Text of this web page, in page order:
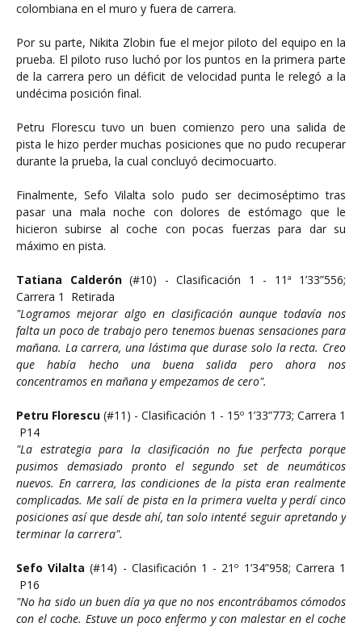
colombiana en el muro y fuera de carrera.
Por su parte, Nikita Zlobin fue el mejor piloto del equipo en la
prueba. El piloto ruso luchó por los puntos en la primera parte
de la carrera pero un déficit de velocidad punta le relegó a la
undécima posición final.
Petru Florescu tuvo un buen comienzo pero una salida de
pista le hizo perder muchas posiciones que no pudo recuperar
durante la prueba, la cual concluyó decimocuarto.
Finalmente, Sefo Vilalta solo pudo ser decimoséptimo tras
pasar una mala noche con dolores de estómago que le
hicieron subirse al coche con pocas fuerzas para dar su
máximo en pista.
Tatiana Calderón(#10) - Clasificación 1 - 11ª 1’33”556;
Carrera 1 Retirada
"Logramos mejorar algo en clasificación aunque todavía nos
falta un poco de trabajo pero tenemos buenas sensaciones para
mañana. La carrera, una lástima que durase solo la recta. Creo
que había hecho una buena salida pero ahora nos
concentramos en mañana y empezamos de cero".
Petru Florescu (#11) - Clasificación 1 - 15º 1’33”773; Carrera 1
P14
"La estrategia para la clasificación no fue perfecta porque
pusimos demasiado pronto el segundo set de neumáticos
nuevos. En carrera, las condiciones de la pista eran realmente
complicadas. Me salí de pista en la primera vuelta y perdí cinco
posiciones así que desde ahí, tan solo intenté seguir apretando y
terminar la carrera".
Sefo Vilalta(#14) - Clasificación 1 - 21º 1’34”958; Carrera 1
P16
"No ha sido un buen día ya que no nos encontrábamos cómodos
con el coche. Estuve un poco enfermo y con malestar en el coche